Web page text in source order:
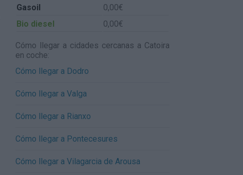
Gasoil
0,00€
Bio diesel
0,00€
Cómo llegar a cidades cercanas a Catoira
en coche:
Cómo llegar a Dodro
Cómo llegar a Valga
Cómo llegar a Rianxo
Cómo llegar a Pontecesures
Cómo llegar a Vilagarcia de Arousa